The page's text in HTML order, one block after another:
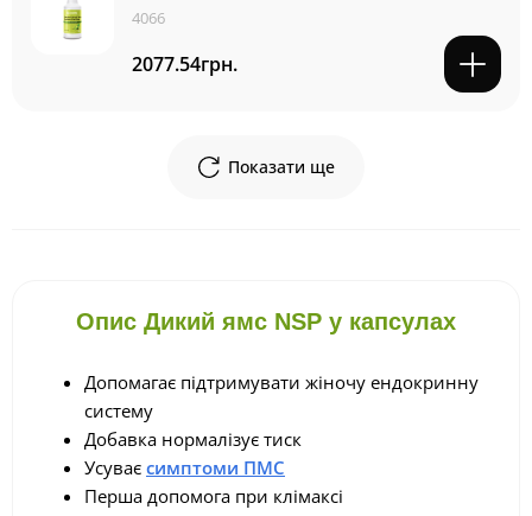
4066
2077.54грн.
Показати ще
Опис Дикий ямс NSP у капсулах
Допомагає підтримувати жіночу ендокринну
систему
Добавка нормалізує тиск
Усуває симптоми ПМС
Перша допомога при клімаксі